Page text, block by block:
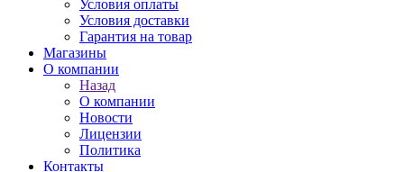
Условия оплаты
Условия доставки
Гарантия на товар
Магазины
О компании
Назад
О компании
Новости
Лицензии
Политика
Контакты